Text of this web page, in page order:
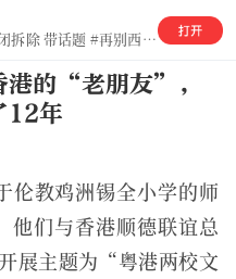
近日西樵大桥旧桥正式封闭拆除 带话题 #再别西樵大桥# 分享你与西樵大桥的点滴回忆
港的“老朋友”，
12年
伦教鸡洲锡全小学的师
他们与香港顺德联谊总
展主题为“粤港两校文